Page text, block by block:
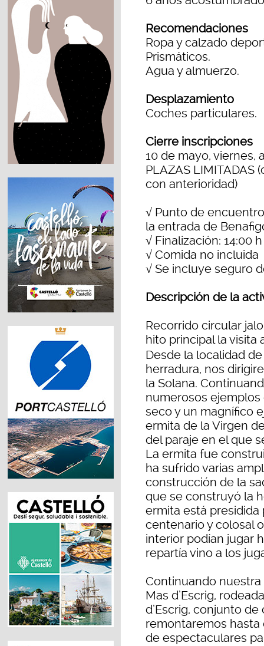
Recomendaciones
Ropa y calzado
Prismáticos.
Agua y almuerzo.
Desplazamiento
Coches particulares.
Cierre inscripciones
10 de mayo, viernes,
PLAZAS LIMITADAS
con anterioridad)
√ Punto de
la entrada de
√ Finalización: 14:00
√ Comida no incluida
√ Se incluye seguro
Descripción de la
Recorrido circular
hito principal la visita
Desde la localidad
herradura, nos
la Solana.
numerosos
seco y un magnífico
ermita de la Virgen
del paraje en el que
La ermita fue
ha sufrido varias
construcción de la
que se construyó la
ermita está
centenario y colosal
interior podían jugar
repartía vino a los
Continuando
Mas d’Escrig,
d’Escrig, conjunto
remontaremos hasta
de espectaculares